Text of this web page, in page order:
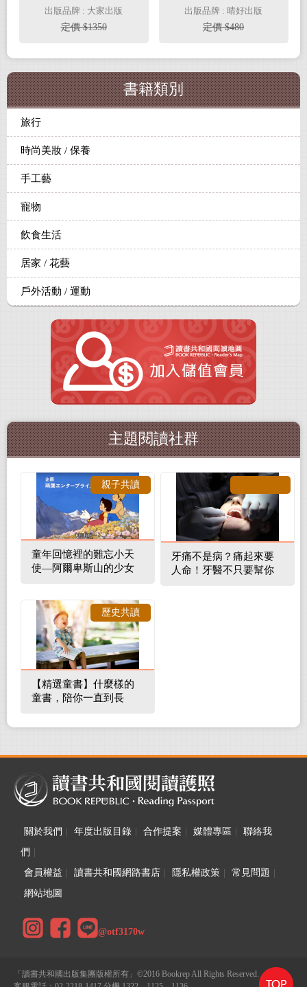
出版品牌 : 大家出版
定價 $1350
攻略
出版品牌 : 晴好出版
定價 $480
書籍類別
旅行
時尚美妝 / 保養
手工藝
寵物
飲食生活
居家 / 花藝
戶外活動 / 運動
主題閱讀社群
童年回憶裡的難忘小天
使—阿爾卑斯山的少女
親子共讀
牙痛不是病？痛起來要
人命！牙醫不只要幫你
【精選童書】什麼樣的
童書，陪你一直到長
歷史共讀
關於我們 年度出版目錄 合作提案 媒體專區
聯絡我
們
會員權益
讀書共和國網路書店 隱私權政策 常見問題
網站地圖
@otf3170w
「讀書共和國出版集團版權所有」©2016 Bookrep All Rights Reserved.